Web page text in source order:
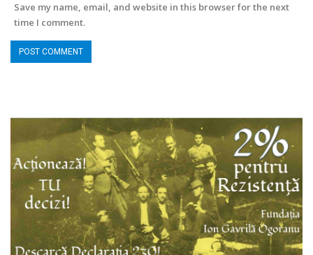
Save my name, email, and website in this browser for the next
time I comment.